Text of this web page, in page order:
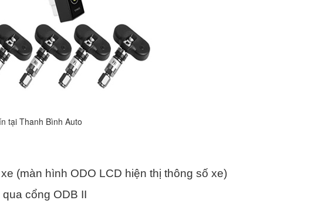
tại Thanh Bình Auto
(màn hình ODO LCD hiện thị thông số xe)
cổng ODB II